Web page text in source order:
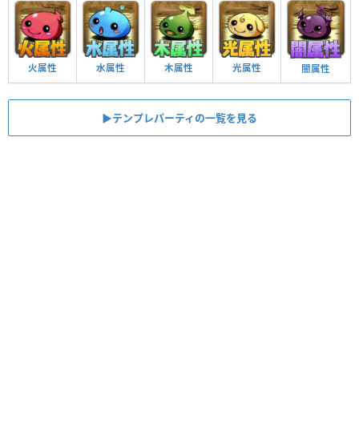
火属性 水属性 木属性 光属性 闇属性
▶︎テンプレパーティの一覧を見る